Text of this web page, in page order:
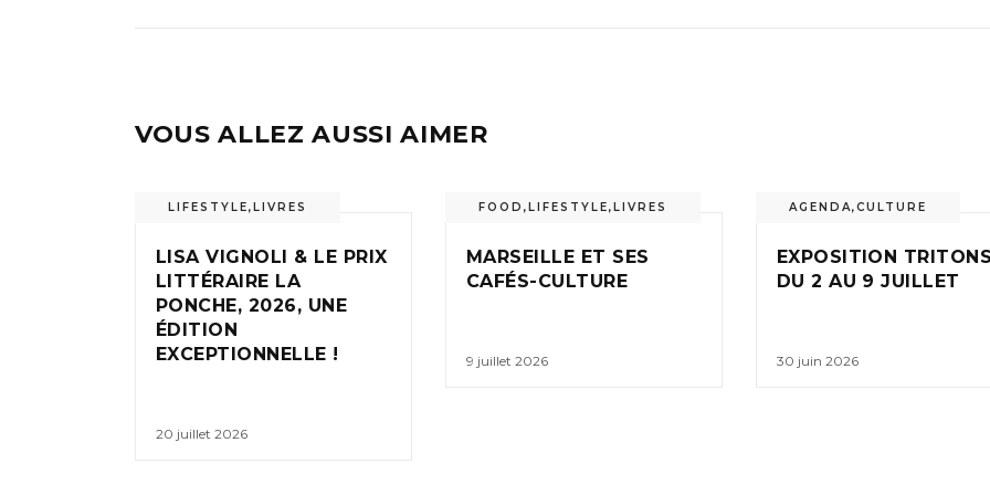
VOUS ALLEZ AUSSI AIMER
LIFESTYLE, LIVRES
LISA VIGNOLI & LE PRIX
LITTÉRAIRE LA
PONCHE, 2026, UNE
ÉDITION
EXCEPTIONNELLE !
20 juillet 2026
FOOD , LIFESTYLE, LIVRES
MARSEILLE ET SES
CAFÉS-CULTURE
9 juillet 2026
AGENDA,CULTURE
EXPOSITION
DU 2 AU 9 JUILLET
30 juin 2026